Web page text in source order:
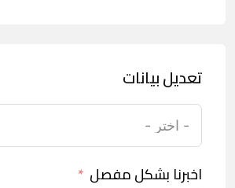
تعديل بيانات
اخبرنا بشكل مفصل